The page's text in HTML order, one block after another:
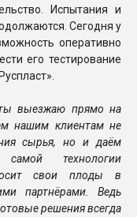
Испытания и
Сегодня у
оперативно
его тестирование
выезжаю прямо на
нашим клиентам не
сырья, но и даём
технологии
свои плоды в
партнёрами. Ведь
решения всегда